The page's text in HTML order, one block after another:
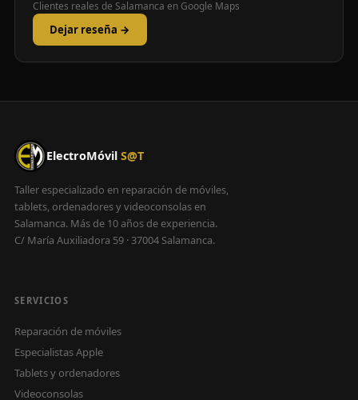
Clientes reales de Salamanca en Google Maps
Dejar reseña →
ElectroMóvil S@T
Taller especializado en reparación de móviles,
tablets, ordenadores y videoconsolas en
Salamanca. Más de 10 años de experiencia.
C/ María Auxiliadora 59 · 37004 Salamanca.
SERVICIOS
Reparación de móviles
Especialistas Apple
Tablets y ordenadores
Videoconsolas